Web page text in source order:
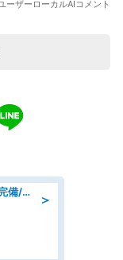
＞
組立・組付け/高収入/日払いOK/寮完備/交替制/20・30・40代活躍中